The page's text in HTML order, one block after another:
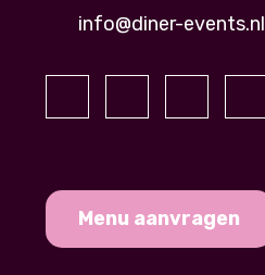
info@diner-events.nl
Menu aanvragen